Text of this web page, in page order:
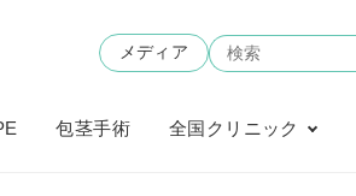
メディア
包茎手術 全国クリニック